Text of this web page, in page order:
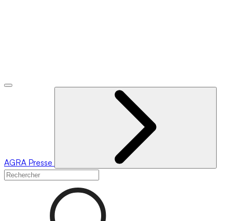
AGRA Presse